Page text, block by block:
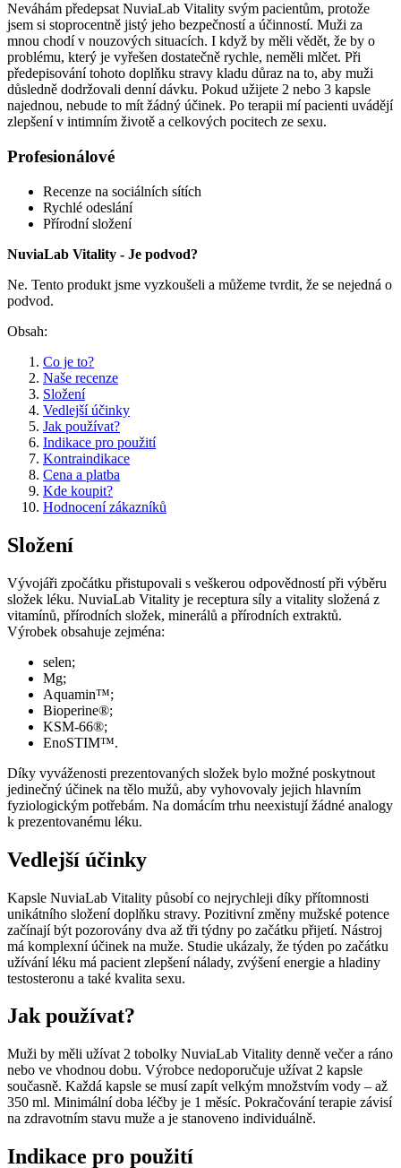
Neváhám předepsat NuviaLab Vitality svým pacientům, protože
jsem si stoprocentně jistý jeho bezpečností a účinností. Muži za
mnou chodí v nouzových situacích. I když by měli vědět, že by o
problému, který je vyřešen dostatečně rychle, neměli mlčet. Při
předepisování tohoto doplňku stravy kladu důraz na to, aby muži
důsledně dodržovali denní dávku. Pokud užijete 2 nebo 3 kapsle
najednou, nebude to mít žádný účinek. Po terapii mí pacienti uvádějí
zlepšení v intimním životě a celkových pocitech ze sexu.
Profesionálové
Recenze na sociálních sítích
Rychlé odeslání
Přírodní složení
NuviaLab Vitality - Je podvod?
Ne. Tento produkt jsme vyzkoušeli a můžeme tvrdit, že se nejedná o
podvod.
Obsah:
Co je to?
Naše recenze
Složení
Vedlejší účinky
Jak používat?
Indikace pro použití
Kontraindikace
Cena a platba
Kde koupit?
Hodnocení zákazníků
Složení
Vývojáři zpočátku přistupovali s veškerou odpovědností při výběru
složek léku. NuviaLab Vitality je receptura síly a vitality složená z
vitamínů, přírodních složek, minerálů a přírodních extraktů.
Výrobek obsahuje zejména:
selen;
Mg;
Aquamin™;
Bioperine®;
KSM-66®;
EnoSTIM™.
Díky vyváženosti prezentovaných složek bylo možné poskytnout
jedinečný účinek na tělo mužů, aby vyhovovaly jejich hlavním
fyziologickým potřebám. Na domácím trhu neexistují žádné analogy
k prezentovanému léku.
Vedlejší účinky
Kapsle NuviaLab Vitality působí co nejrychleji díky přítomnosti
unikátního složení doplňku stravy. Pozitivní změny mužské potence
začínají být pozorovány dva až tři týdny po začátku přijetí. Nástroj
má komplexní účinek na muže. Studie ukázaly, že týden po začátku
užívání léku má pacient zlepšení nálady, zvýšení energie a hladiny
testosteronu a také kvalita sexu.
Jak používat?
Muži by měli užívat 2 tobolky NuviaLab Vitality denně večer a ráno
nebo ve vhodnou dobu. Výrobce nedoporučuje užívat 2 kapsle
současně. Každá kapsle se musí zapít velkým množstvím vody – až
350 ml. Minimální doba léčby je 1 měsíc. Pokračování terapie závisí
na zdravotním stavu muže a je stanoveno individuálně.
Indikace pro použití